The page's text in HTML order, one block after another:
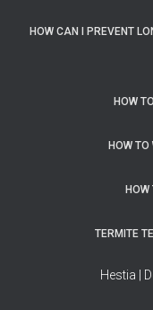
HOW CAN I PREVENT
HOW
HOW TO
TERMITE
Hestia |